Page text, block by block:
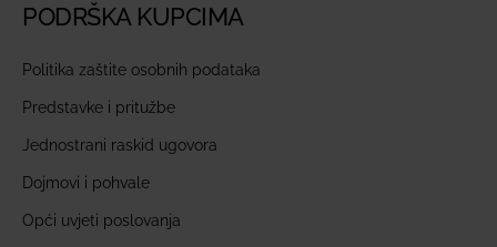
PODRŠKA KUPCIMA
Politika zaštite osobnih podataka
Predstavke i pritužbe
Jednostrani raskid ugovora
Dojmovi i pohvale
Opći uvjeti poslovanja